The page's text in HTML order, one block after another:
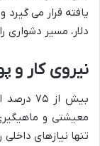
دلار، مسیر دشواری
نیروی کار و
بیش از ۷۵ درصد از نیروی کار
معیشتی و
تنها نیازهای